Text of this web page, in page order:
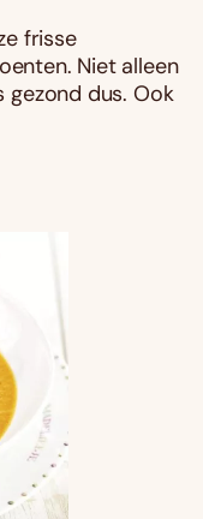
frisse
Niet alleen
gezond dus. Ook